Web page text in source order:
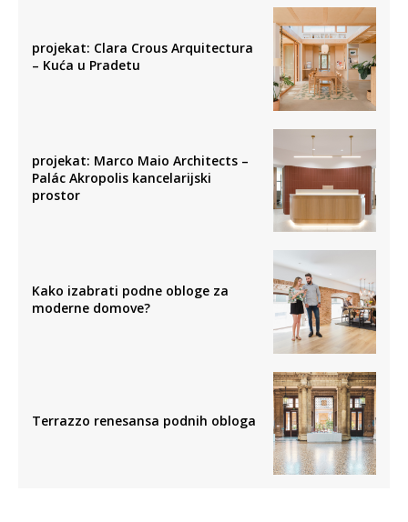
projekat: Clara Crous Arquitectura
– Kuća u Pradetu
projekat: Marco Maio Architects –
Palác Akropolis kancelarijski
prostor
Kako izabrati podne obloge za
moderne domove?
Terrazzo renesansa podnih obloga